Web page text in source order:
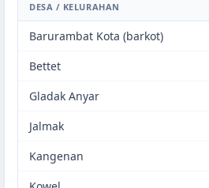
DESA / KELURAHAN
Barurambat Kota (barkot)
Bettet
Gladak Anyar
Jalmak
Kangenan